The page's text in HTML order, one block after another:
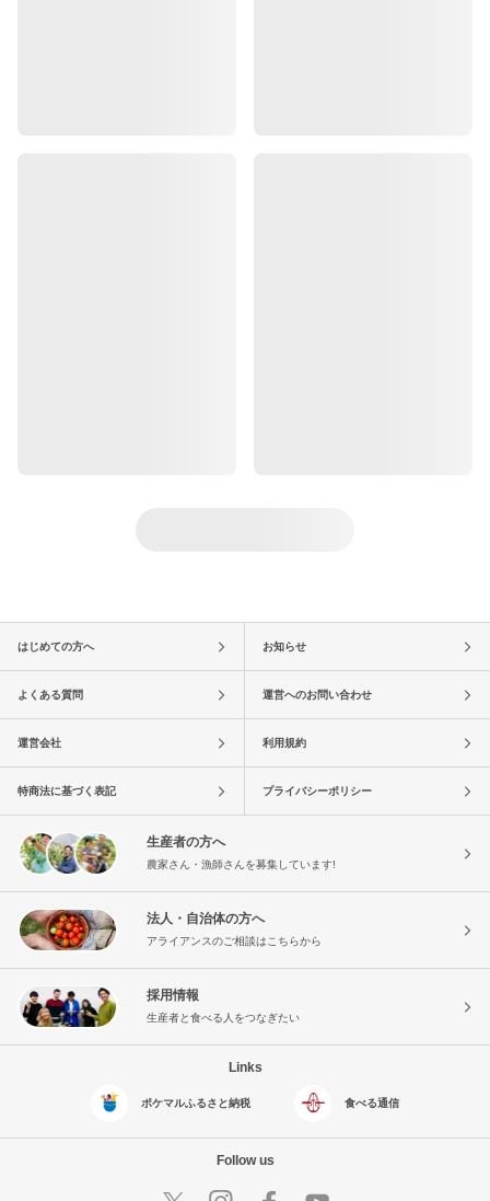
はじめての方へ お知らせ
よくある質問 運営へのお問い合わせ
運営会社 利用規約
特商法に基づく表記 プライバシーポリシー
生産者の方へ
農家さん・漁師さんを募集しています!
法人・自治体の方へ
アライアンスのご相談はこちらから
採用情報
生産者と食べる人をつなぎたい
Links
ポケマルふるさと納税 食べる通信
Follow us